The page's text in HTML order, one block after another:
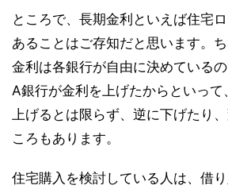
ところで、長期金利といえば住宅
あることはご存知だと思います。
金利は各銀行が自由に決めている
A銀行が金利を上げたからといって
上げるとは限らず、逆に下げたり
ころもあります。
住宅購入を検討している人は、借